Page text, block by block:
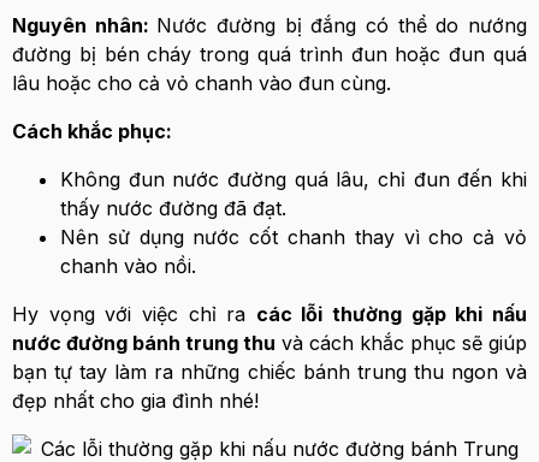
Nguyên nhân: Nước đường bị đắng có thể do nướng
đường bị bén cháy trong quá trình đun hoặc đun quá
lâu hoặc cho cả vỏ chanh vào đun cùng.
Cách khắc phục:
Không đun nước đường quá lâu, chỉ đun đến khi
thấy nước đường đã đạt.
Nên sử dụng nước cốt chanh thay vì cho cả vỏ
chanh vào nồi.
Hy vọng với việc chỉ ra các lỗi thường gặp khi nấu
nước đường bánh trung thu và cách khắc phục sẽ giúp
bạn tự tay làm ra những chiếc bánh trung thu ngon và
đẹp nhất cho gia đình nhé!